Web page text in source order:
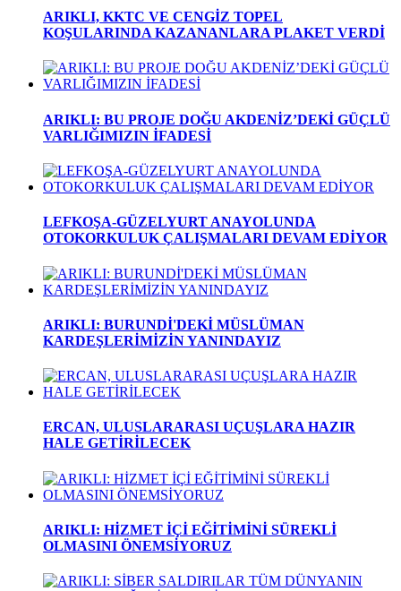
ARIKLI, KKTC VE CENGİZ TOPEL
KOŞULARINDA KAZANANLARA PLAKET VERDİ
ARIKLI: BU PROJE DOĞU AKDENİZ’DEKİ GÜÇLÜ
VARLIĞIMIZIN İFADESİ
LEFKOŞA-GÜZELYURT ANAYOLUNDA
OTOKORKULUK ÇALIŞMALARI DEVAM EDİYOR
ARIKLI: BURUNDİ'DEKİ MÜSLÜMAN
KARDEŞLERİMİZİN YANINDAYIZ
ERCAN, ULUSLARARASI UÇUŞLARA HAZIR
HALE GETİRİLECEK
ARIKLI: HİZMET İÇİ EĞİTİMİNİ SÜREKLİ
OLMASINI ÖNEMSİYORUZ